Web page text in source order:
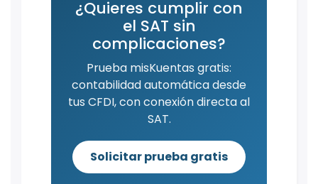
¿Quieres cumplir con
el SAT sin
complicaciones?
Prueba misKuentas gratis:
contabilidad automática desde
tus CFDI, con conexión directa al
SAT.
Solicitar prueba gratis